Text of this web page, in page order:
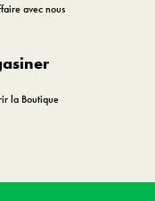
avec nous
la Boutique